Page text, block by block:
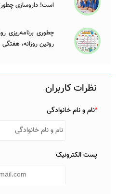
است! داروسازی
چطوری برنامه‌ریزی
روتین روزانه، هفتگی و
نظرات کاربران
*نام و نام خانوادگی
پست الکترونیک